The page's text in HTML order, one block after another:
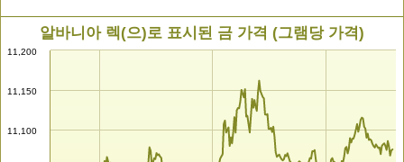
알바니아 렉(으)로 표시된 금 가격 (그램당 가격)
11,100
11,150
11,200